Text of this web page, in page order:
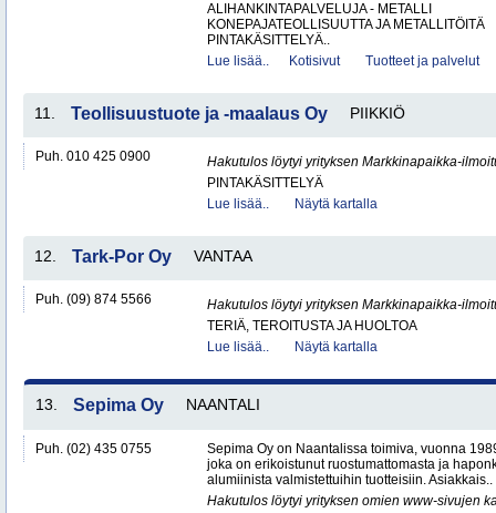
ALIHANKINTAPALVELUJA - METALLI
KONEPAJATEOLLISUUTTA JA METALLITÖITÄ
PINTAKÄSITTELYÄ..
Lue lisää..
Kotisivut Tuotteet ja palvelut
11. Teollisuustuote ja -maalaus Oy PIIKKIÖ
Puh. 010 425 0900
Hakutulos löytyi yrityksen Markkinapaikka-
PINTAKÄSITTELYÄ
Lue lisää..
Näytä kartalla
12. Tark-Por Oy VANTAA
Puh. (09) 874 5566
Hakutulos löytyi yrityksen Markkinapaikka-
TERIÄ, TEROITUSTA JA HUOLTOA
Lue lisää..
Näytä kartalla
13. Sepima Oy NAANTALI
Puh. (02) 435 0755
Sepima Oy on Naantalissa toimiva, vuonna
joka on erikoistunut ruostumattomasta ja
alumiinista valmistettuihin tuotteisiin. Asiakkais..
Hakutulos löytyi yrityksen omien www-sivujen